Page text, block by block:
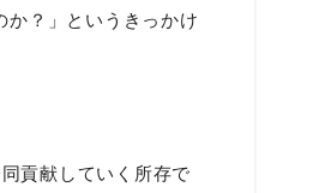
か？」というきっかけ
貢献していく所存で